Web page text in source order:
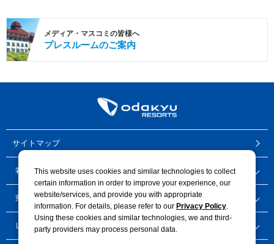
メディア・ マスコミの皆様へ
プレスルームのご案内
サイトマップ
箱根・御殿場地区 ホテル
県央地区 ホテル
レストラン
This website uses cookies and similar technologies to collect
certain information in order to improve your experience, our
website/services, and provide you with appropriate
information. For details, please refer to our Privacy Policy.
Using these cookies and similar technologies, we and third-
party providers may process personal data.